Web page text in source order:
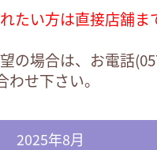
たい方は直接店舗ま
の場合は、お電話(
せ下さい。
2025年8月